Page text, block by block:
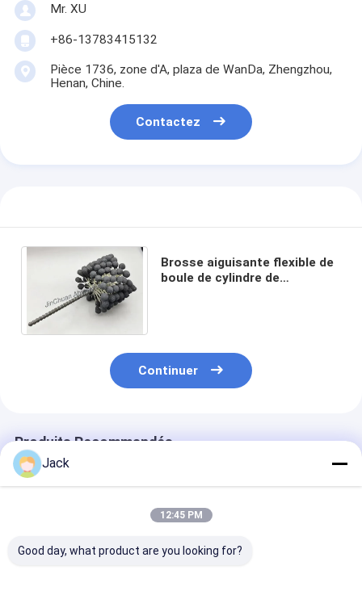
Mr. XU
+86-13783415132
Pièce 1736, zone d'A, plaza de WanDa, Zhengzhou,
Henan, Chine.
Contactez
Brosse aiguisante flexible de
boule de cylindre de
Continuer
Produits Recommandés
Jack
12:45 PM
Good day, what product are you looking for?